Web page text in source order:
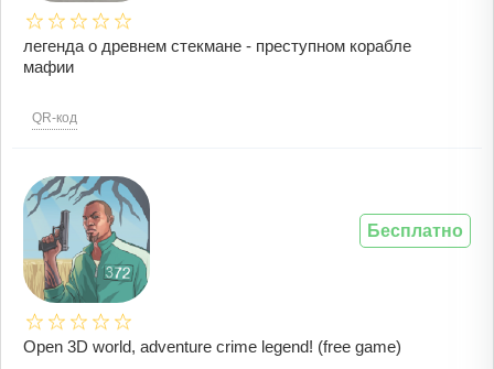
легенда о древнем стекмане - преступном корабле
мафии
QR-код
Open 3D world, adventure crime legend! (free game)
Бесплатно